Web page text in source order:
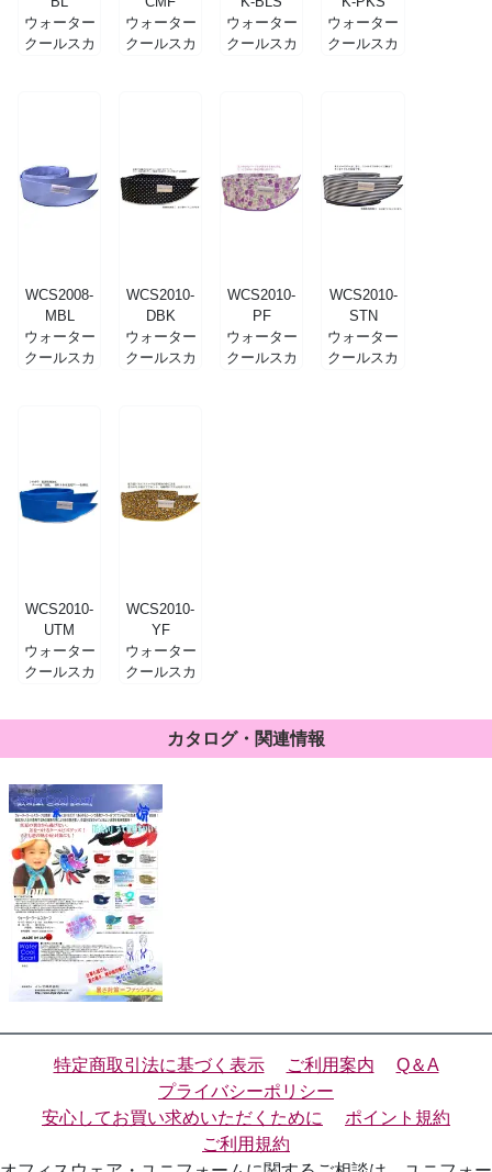
ウォーター
クールスカ
ウォーター
クールスカ
ウォーター
クールスカ
ウォーター
クールスカ
WCS2008-
MBL
ウォーター
クールスカ
WCS2010-
DBK
ウォーター
クールスカ
WCS2010-
PF
ウォーター
クールスカ
WCS2010-
STN
ウォーター
クールスカ
WCS2010-
UTM
ウォーター
クールスカ
WCS2010-
YF
ウォーター
クールスカ
カタログ・関連情報
特定商取引法に基づく表示 ご利用案内
Q＆A
プライバシーポリシー
安心してお買い求めいただくために
ポイント規約
ご利用規約